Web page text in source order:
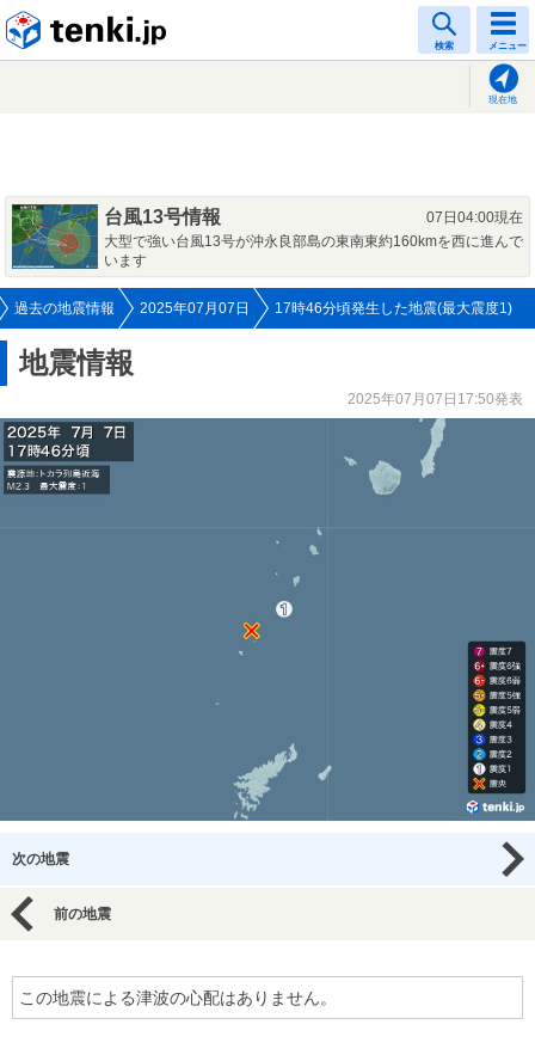
検索 メニュー
現在地
台風13号情報
07日04:00現在
大型で強い台風13号が沖永良部島の東南東約160kmを西に進んで
います
過去の地震情報 2025年07月07日 17時46分頃発生した地震(最大震度1)
地震情報
2025年07月07日17:50発表
次の地震
前の地震
この地震による津波の心配はありません。